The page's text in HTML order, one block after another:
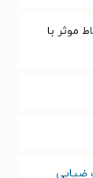
موثر با
ضیایی